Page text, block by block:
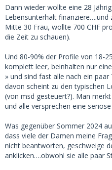
Dann wieder wollte eine 28
Lebensunterhalt finanziere….und
Mitte 30 Frau, wollte 700 CHF
die Zeit zu schauen).
Und 80-90% der Profile von 18-
komplett leer, beinhalten nur
» und sind fast alle nach ein
davon scheint zu den typischen
(von msd gesteuert?). Man
und alle versprechen eine
Was gegenüber Sommer 2024
dass viele der Damen meine
nicht beantworten, geschweige
anklicken….obwohl sie alle paar